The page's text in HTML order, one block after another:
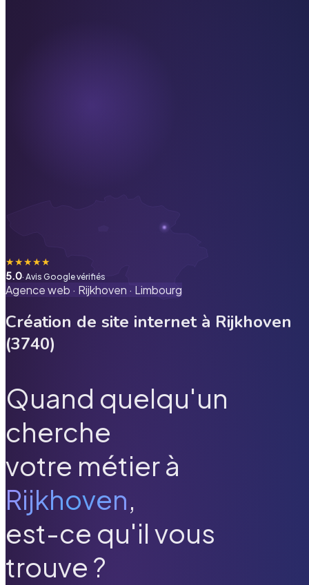
★★★★★
5.0· Avis Google vérifiés
Agence web · Rijkhoven · Limbourg
Création de site internet à Rijkhoven
(3740)
Quand quelqu'un
cherche
votre métier à
Rijkhoven,
est-ce qu'il vous
trouve ?